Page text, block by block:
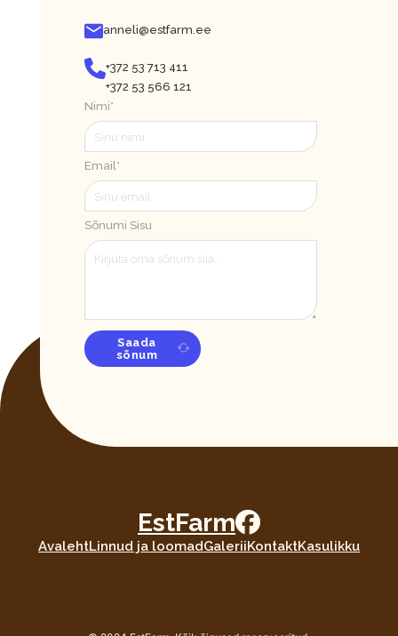
anneli@estfarm.ee
+372 53 713 411
+372 53 566 121
Nimi*
Email*
Sõnumi Sisu
Saada
sõnum
EstFarm
AvalehtLinnud ja loomadGaleriiKontaktKasulikku